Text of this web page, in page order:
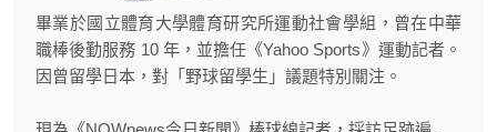
畢業於國立體育大學體育研究所運動社會學組，曾在中華
職棒後勤服務 10 年，並擔任《Yahoo Sports》運動記者。
因曾留學日本，對「野球留學生」議題特別關注。